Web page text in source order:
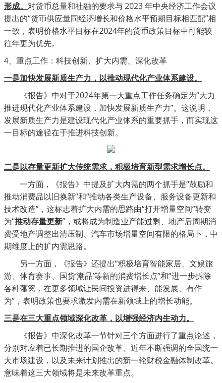
形成。 对货币总量和社融的要求与2023 年中央经济工作会议
提出的“货币供应量同经济增长和价格水平预期目标相匹配”相
一致，表明价格水平目标在2024年的货币政策目标中可能较
往年更为优先。
4、 重点工作：科技创新、扩大内需、深化改革
一是加快发展新质生产力，以推动现代化产业体系建设。
《报告》中对于2024年第一大重点工作任务确定为“大力
推进现代化产业体系建设，加快发展新质生产力”。这说明，
发展新质生产力是建设现代化产业体系的重要抓手，而实现这
一目标的途径在于推进科技创新。
二是以存量更新扩大传统需求，积极培育新型需求增长点。
一方面，《报告》中提及扩大内需的两个抓手是“鼓励和
推动消费品以旧换新”和“推动各类生产设备、服务设备更新和
技术改造”，这标志着扩大内需的思路由“打开增量空间”转变
为“推动存量更新”，或将成为制造业产能过剩、地产后周期消
费受地产调整出清压制、汽车市场增量空间有限的格局下，中
期维度上的扩内需思路。
另一方面，《报告》还提出“积极培育智能家居、文娱旅
游、体育赛事、国货‘潮品’等新的消费增长点”和“进一步拆除
各种藩篱，在更多领域让民间投资进得来、能发展、有作
为”，表明政策也要求激发内需在新领域上的增长动能。
三是在三大重点领域深化改革，以增强经济内生动力。
《报告》中深化改革一节针对三个方面进行了重点论述，
分别对应着已长期推进的国企改革、近年不断强调的全国统一
大市场建设，以及未来计划推出的新一轮财税金融体制改革。
意味着这三大领域将是未来改革重点。